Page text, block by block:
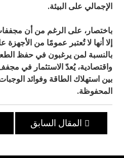
الإجمالي على البيئة.
باختصار، على الرغم من أن
إلا أنها لا تُعتبر عمومًا من الأجهزة
بالنسبة لمن يرغبون في حفظ
واقتصادية، يُعدّ الاستثمار في
بين استهلاك الطاقة وفوائد
المحفوظة.
المقال السابق